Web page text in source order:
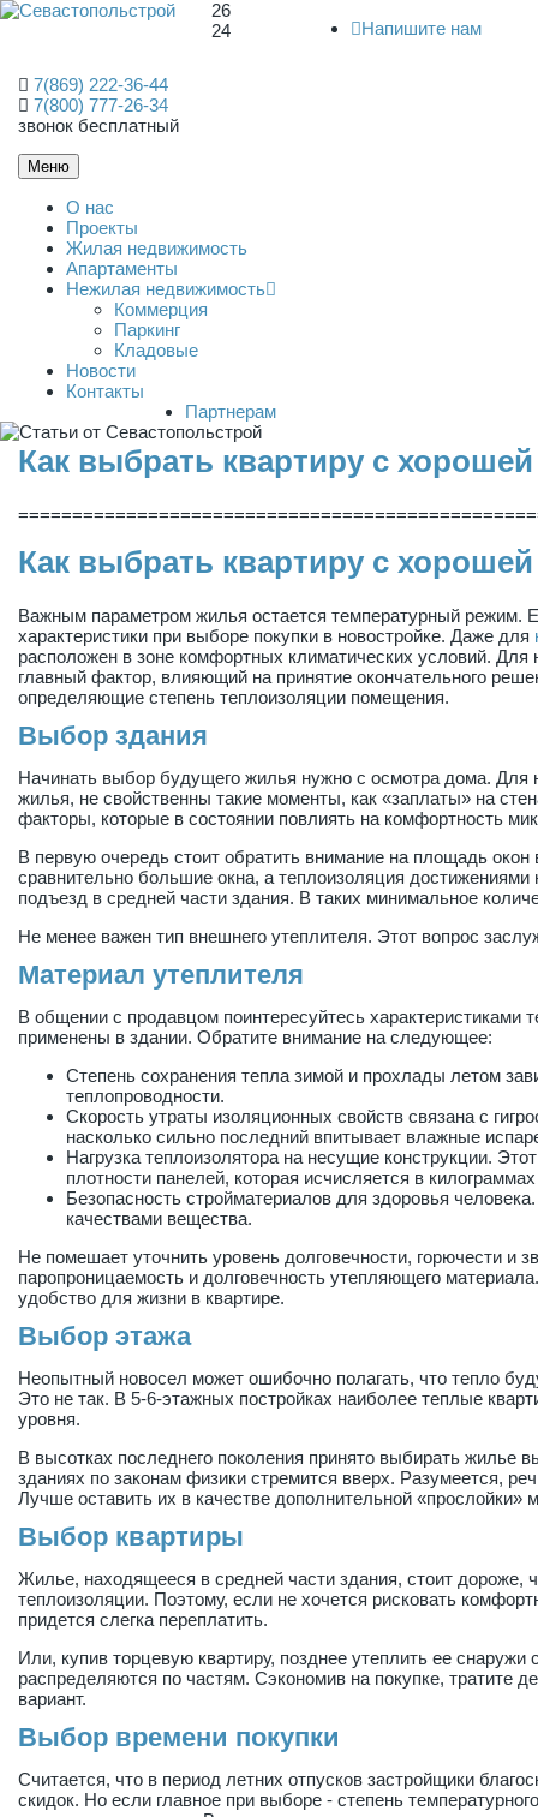
26
24
Напишите нам
7(869) 222-36-44
7(800) 777-26-34
звонок бесплатный
Меню
О нас
Проекты
Жилая недвижимость
Апартаменты
Нежилая недвижимость
Коммерция
Паркинг
Кладовые
Новости
Контакты
Партнерам
Как выбрать квартиру с
Как выбрать квартиру с
Важным параметром жилья остается температурный режим.
характеристики при выборе покупки в новостройке. Даже для
расположен в зоне комфортных климатических условий.
главный фактор, влияющий на принятие окончательного
определяющие степень теплоизоляции помещения.
Выбор здания
Начинать выбор будущего жилья нужно с осмотра дома. Для
жилья, не свойственны такие моменты, как «заплаты» на
факторы, которые в состоянии повлиять на комфортность
В первую очередь стоит обратить внимание на площадь
сравнительно большие окна, а теплоизоляция достижениями
подъезд в средней части здания. В таких минимальное
Не менее важен тип внешнего утеплителя. Этот вопрос
Материал утеплителя
В общении с продавцом поинтересуйтесь характеристиками
применены в здании. Обратите внимание на следующее:
Степень сохранения тепла зимой и прохлады летом
теплопроводности.
Скорость утраты изоляционных свойств связана с
насколько сильно последний впитывает влажные
Нагрузка теплоизолятора на несущие конструкции.
плотности панелей, которая исчисляется в
Безопасность стройматериалов для здоровья
качествами вещества.
Не помешает уточнить уровень долговечности, горючести и
паропроницаемость и долговечность утепляющего
удобство для жизни в квартире.
Выбор этажа
Неопытный новосел может ошибочно полагать, что тепло
Это не так. В 5-6-этажных постройках наиболее теплые
уровня.
В высотках последнего поколения принято выбирать жилье
зданиях по законам физики стремится вверх. Разумеется,
Лучше оставить их в качестве дополнительной «прослойки»
Выбор квартиры
Жилье, находящееся в средней части здания, стоит дороже,
теплоизоляции. Поэтому, если не хочется рисковать
придется слегка переплатить.
Или, купив торцевую квартиру, позднее утеплить ее
распределяются по частям. Сэкономив на покупке, тратите
вариант.
Выбор времени покупки
Считается, что в период летних отпусков застройщики
скидок. Но если главное при выборе - степень